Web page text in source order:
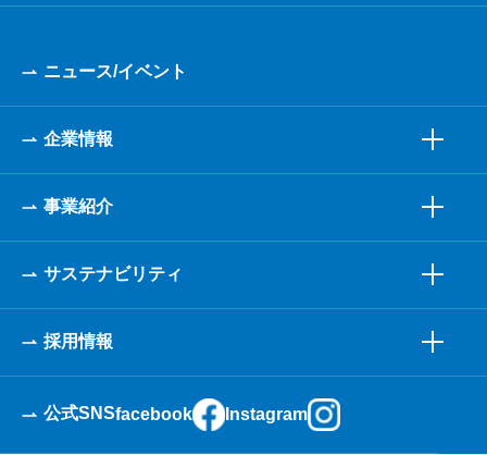
ニュース/イベント
企業情報
事業紹介
サステナビリティ
採用情報
公式SNSfacebook Instagram